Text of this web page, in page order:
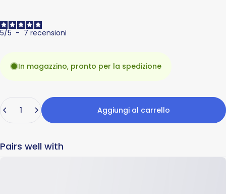
5/5 - 7 recensioni
In magazzino, pronto per la spedizione
Aggiungi al carrello
Pairs well with